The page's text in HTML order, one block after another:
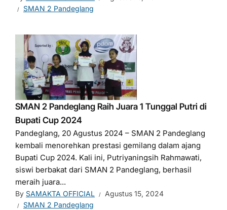
SMAN 2 Pandeglang
SMAN 2 Pandeglang Raih Juara 1 Tunggal Putri di
Bupati Cup 2024
Pandeglang, 20 Agustus 2024 – SMAN 2 Pandeglang
kembali menorehkan prestasi gemilang dalam ajang
Bupati Cup 2024. Kali ini, Putriyaningsih Rahmawati,
siswi berbakat dari SMAN 2 Pandeglang, berhasil
meraih juara...
By SAMAKTA OFFICIAL
Agustus 15, 2024
SMAN 2 Pandeglang